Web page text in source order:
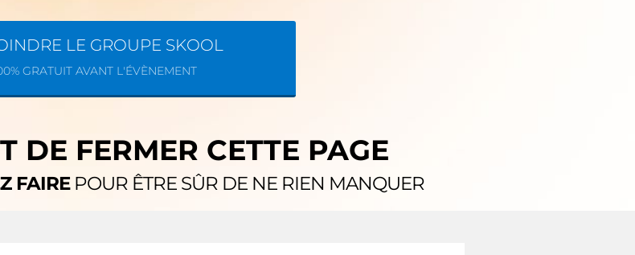
LE GROUPE SKOOL
GRATUIT AVANT L'ÉVÈNEMENT
DE FERMER CETTE PAGE
FAIREPOUR ÊTRE SÛR DE NE RIEN MANQUER